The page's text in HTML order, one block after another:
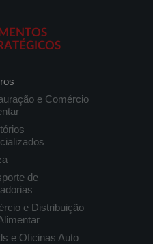
e Comércio
de
e Distribuição
e Oficinas Auto